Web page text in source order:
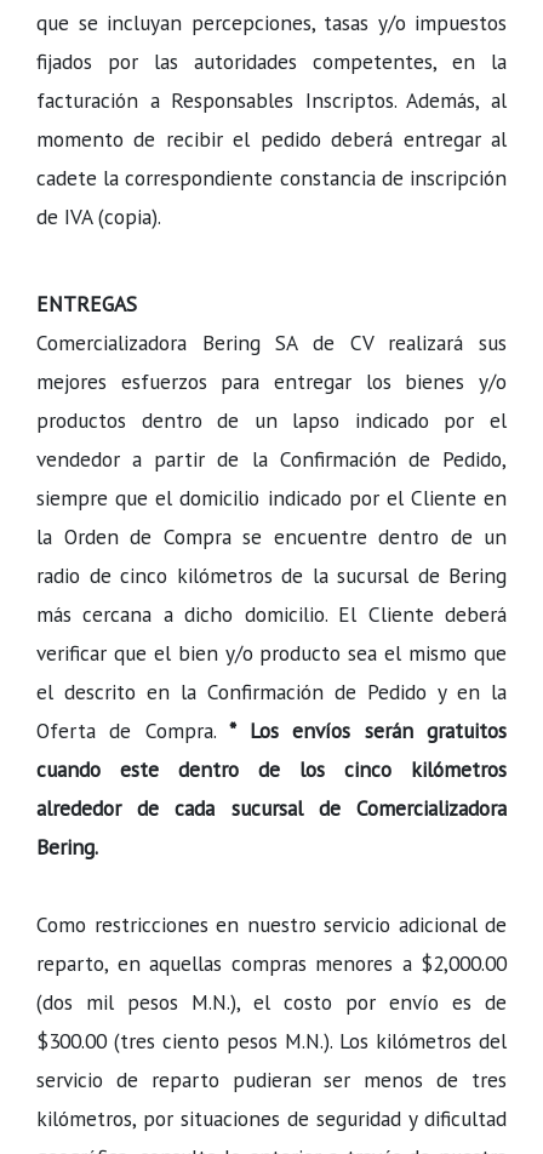
que se incluyan percepciones, tasas y/o impuestos
fijados por las autoridades competentes, en la
facturación a Responsables Inscriptos. Además, al
momento de recibir el pedido deberá entregar al
cadete la correspondiente constancia de inscripción
de IVA (copia).
ENTREGAS
Comercializadora Bering SA de CV realizará sus
mejores esfuerzos para entregar los bienes y/o
productos dentro de un lapso indicado por el
vendedor a partir de la Confirmación de Pedido,
siempre que el domicilio indicado por el Cliente en
la Orden de Compra se encuentre dentro de un
radio de cinco kilómetros de la sucursal de Bering
más cercana a dicho domicilio. El Cliente deberá
verificar que el bien y/o producto sea el mismo que
el descrito en la Confirmación de Pedido y en la
Oferta de Compra.* Los envíos serán gratuitos
cuando este dentro de los cinco kilómetros
alrededor de cada sucursal de Comercializadora
Bering.
Como restricciones en nuestro servicio adicional de
reparto, en aquellas compras menores a $2,000.00
(dos mil pesos M.N.), el costo por envío es de
$300.00 (tres ciento pesos M.N.). Los kilómetros del
servicio de reparto pudieran ser menos de tres
kilómetros, por situaciones de seguridad y dificultad